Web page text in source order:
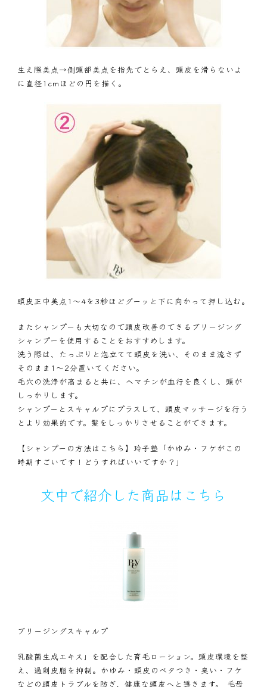
生え際美点→側頭部美点を指先でとらえ、頭皮を滑らないよ
に直径1cmほどの円を描く。
頭皮正中美点1～4を3秒ほどグーッと下に向かって押し込む。
またシャンプーも大切なので頭皮改善のできるブリージング
シャンプーを使用することをおすすめします。
洗う際は、たっぷりと泡立てて頭皮を洗い、そのまま流さず
そのまま1～2分置いてください。
毛穴の洗浄が高まると共に、ヘマチンが血行を良くし、頭が
しっかりします。
シャンプーとスキャルプにプラスして、頭皮マッサージを行う
とより効果的です。髪をしっかりさせることができます。
【シャンプーの方法はこちら】 玲子塾「かゆみ・フケがこの
時期すごいです！どうすればいいですか？」
文中で紹介した商品はこちら
ブリージングスキャルプ
乳酸菌生成エキス」を配合した育毛ローション。頭皮環境を整
え、過剰皮脂を抑制。かゆみ・頭皮のベタつき・臭い・フケ
などの頭皮トラブルを防ぎ、健康な頭皮へと導きます。 毛母